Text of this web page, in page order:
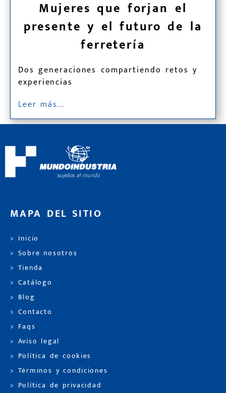
Mujeres que forjan el
presente y el futuro de la
ferretería
Dos generaciones compartiendo retos y
experiencias
Leer más...
MAPA DEL SITIO
> Inicio
> Sobre nosotros
> Tienda
> Catálogo
> Blog
> Contacto
> Faqs
> Aviso legal
> Política de cookies
> Términos y condiciones
> Política de privacidad